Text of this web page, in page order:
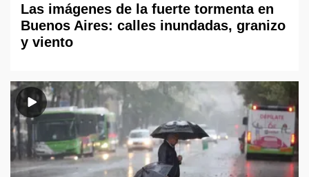
Las imágenes de la fuerte tormenta en
Buenos Aires: calles inundadas, granizo
y viento